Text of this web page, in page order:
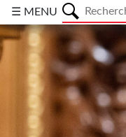
☰ MENU